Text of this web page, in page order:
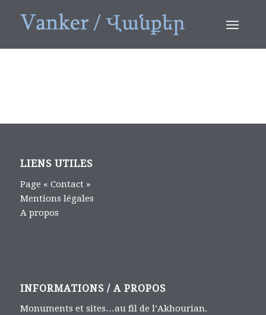
LIENS UTILES
Page « Contact »
Mentions légales
A propos
INFORMATIONS / A PROPOS
Monuments et sites…au fil de l’Akhourian.